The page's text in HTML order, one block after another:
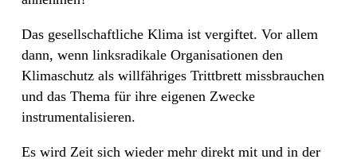
Das gesellschaftliche Klima ist vergiftet. Vor allem
dann, wenn linksradikale Organisationen den
Klimaschutz als willfähriges Trittbrett missbrauchen
und das Thema für ihre eigenen Zwecke
instrumentalisieren.
Es wird Zeit sich wieder mehr direkt mit und in der